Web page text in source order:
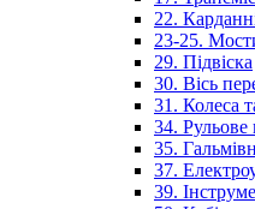
22.
23-25.
29. Підвіска
30. Вісь
31. Колеса
34. Рульове
35.
37.
39.